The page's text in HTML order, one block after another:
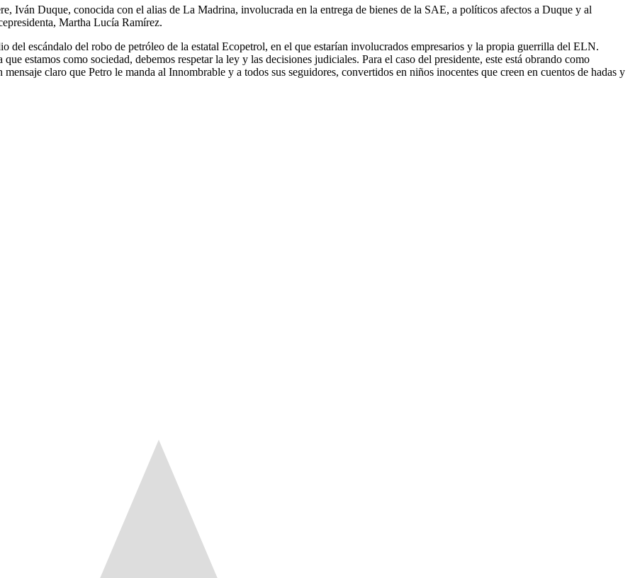
Iván Duque, conocida con el alias de La Madrina, involucrada en la entrega de bienes de la SAE, a políticos afectos a Duque y al
Martha Lucía Ramírez.
del escándalo del robo de petróleo de la estatal Ecopetrol, en el que estarían involucrados empresarios y la propia guerrilla del ELN.
estamos como sociedad, debemos respetar la ley y las decisiones judiciales. Para el caso del presidente, este está obrando como
claro que Petro le manda al Innombrable y a todos sus seguidores, convertidos en niños inocentes que creen en cuentos de hadas y